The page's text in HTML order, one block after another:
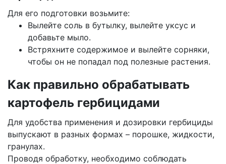
Для его подготовки возьмите:
Вылейте соль в бутылку, вылейте уксус и
добавьте мыло.
Встряхните содержимое и вылейте сорняки,
чтобы он не попадал под полезные растения.
Как правильно обрабатывать
картофель гербицидами
Для удобства применения и дозировки гербициды
выпускают в разных формах – порошке, жидкости,
гранулах.
Проводя обработку, необходимо соблюдать